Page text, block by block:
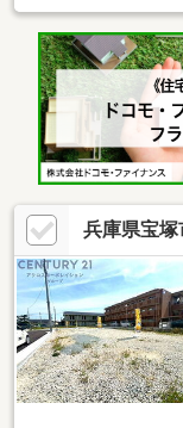
別途下水引込整備金要
兵庫県宝塚